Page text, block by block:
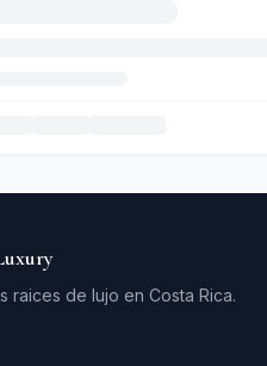
raices de lujo en Costa Rica.